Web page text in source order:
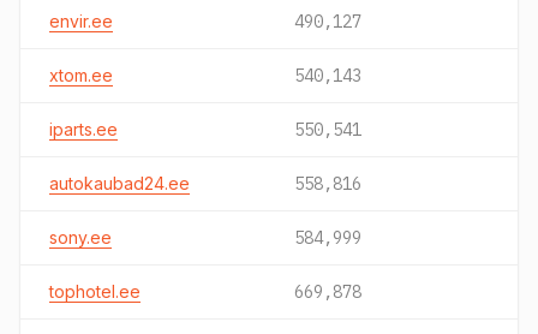
envir.ee 490,127
xtom.ee 540,143
iparts.ee 550,541
autokaubad24.ee 558,816
sony.ee 584,999
tophotel.ee 669,878